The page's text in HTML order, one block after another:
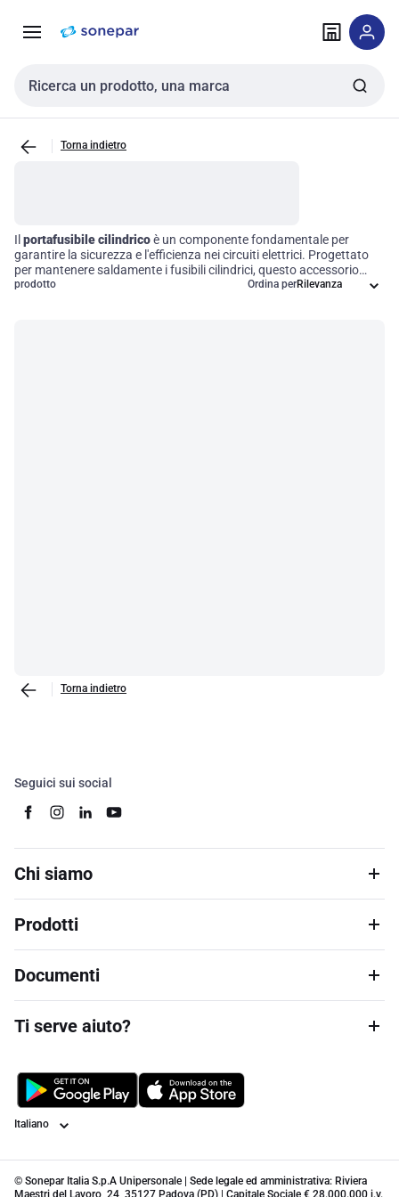
navigazione alla
Cerca input
Torna indietro
Il portafusibile cilindricoè un componente fondamentale per
garantire la sicurezza e l'efficienza nei circuiti elettrici. Progettato
per mantenere saldamente i fusibili cilindrici, questo accessorio
offre diverse specifiche e caratteristiche che ne ottimizzano l'uso in
prodotto Ordina per
Torna indietro
Seguici sui social
Chi siamo
Prodotti
Documenti
Ti serve aiuto?
Lingua
© Sonepar Italia S.p.A Unipersonale | Sede legale ed amministrativa: Riviera
Maestri del Lavoro, 24, 35127 Padova (PD) | Capitale Sociale € 28.000.000 i.v.